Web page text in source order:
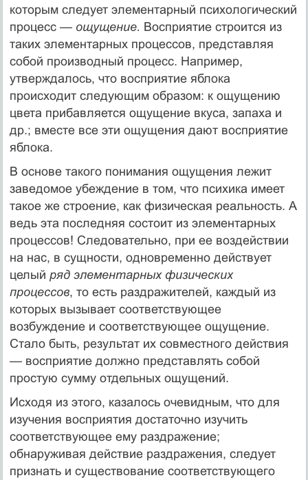
которым следует элементарный психологический
процесс — ощущение. Восприятие строится из
та­ких элементарных процессов, представляя
собой производный процесс. Например,
утверждалось, что восприятие яблока
происходит следующим образом: к ощущению
цвета прибавляется ощущение вкуса, запаха и
др.; вместе все эти ощущения дают восприятие
яблока.
В основе такого понимания ощущения лежит
заведомое убеждение в том, что психика имеет
такое же строение, как физическая реальность. А
ведь эта последняя состоит из элементарных
процессов! Следовательно, при ее воздействии
на нас, в сущности, одновременно действует
целый ряд элементарных физических
процессов, то есть раздражителей, каждый из
которых вызывает соответствующее
возбуждение и соответствующее ощущение.
Стало быть, результат их совместного действия
— восприятие должно представлять собой
простую сумму отдельных ощущений.
Исходя из этого, казалось очевидным, что для
изучения восприятия достаточно изучить
соответствующее ему раздражение;
обнаруживая действие раздражения, следует
признать и существование соответствующего